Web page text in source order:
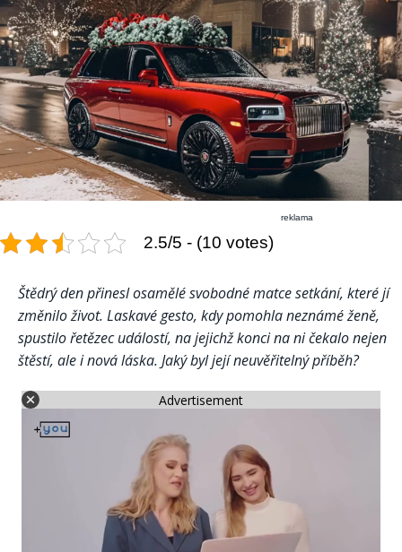
reklama
2.5/5 - (10 votes)
Štědrý den přinesl osamělé svobodné matce setkání, které jí
změnilo život. Laskavé gesto, kdy pomohla neznámé ženě,
spustilo řetězec událostí, na jejichž konci na ni čekalo nejen
štěstí, ale i nová láska. Jaký byl její neuvěřitelný příběh?
Advertisement